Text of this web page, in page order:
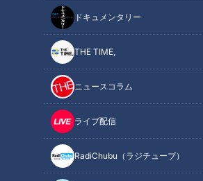
ドキュメンタリー
THE TIME,
ニュースコラム
ライブ配信
RadiChubu（ラジチューブ）
この記事を見たあなたへのおすすめ
【仕事の日】柳沢アナが自撮り
でお仕事の1日に密着！チャン
ト！、ナレ撮り、YouTube…地
方局アナウンサーのルーティン
レイとは